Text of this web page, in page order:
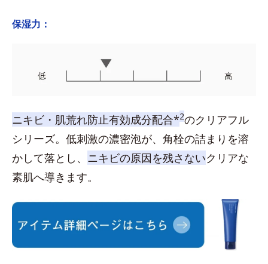
保湿力：
ニキビ・肌荒れ防止有効成分配合*2のクリアフル
シリーズ。低刺激の濃密泡が、角栓の詰まりを溶
かして落とし、 ニキビの原因を残さないクリアな
素肌へ導きます。